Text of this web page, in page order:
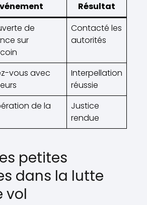
Résultat
de
sur
Contacté les
autorités
vous avec
Interpellation
réussie
de la
Justice
rendue
petites
dans la lutte
vol